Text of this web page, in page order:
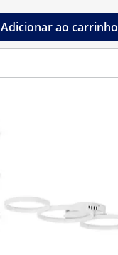
Adicionar ao carrinho